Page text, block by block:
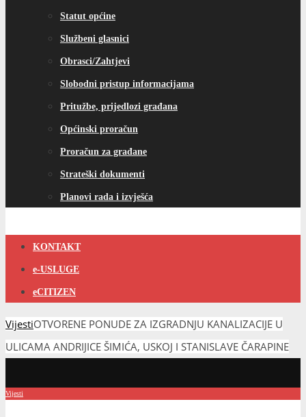
Statut općine
Službeni glasnici
Obrasci/Zahtjevi
Slobodni pristup informacijama
Pritužbe, prijedlozi građana
Općinski proračun
Proračun za građane
Strateški dokumenti
Planovi rada i izvješća
KONTAKT
e-USLUGE
eCITIZEN
VijestiOTVORENE PONUDE ZA IZGRADNJU KANALIZACIJE U
ULICAMA ANDRIJICE ŠIMIĆA, USKOJ I STANISLAVE ČARAPINE
Vijesti